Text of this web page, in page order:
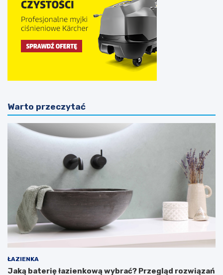
Warto przeczytać
ŁAZIENKA
Jaką baterię łazienkową wybrać? Przegląd rozwiązań